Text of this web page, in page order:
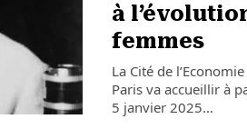
à
femmes
La Cité de
Paris va accueillir à
5 janvier 2025…